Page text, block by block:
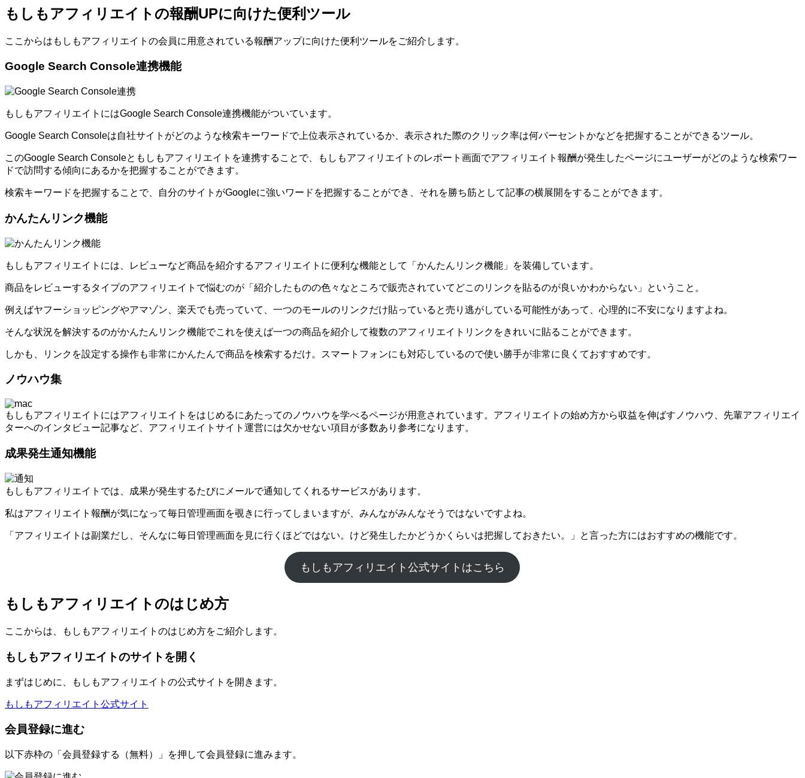
もしもアフィリエイトの報酬UPに向けた便利ツール
ここからはもしもアフィリエイトの会員に用意されている報酬アップに向けた便利ツールをご紹介します。
Google Search Console連携機能
もしもアフィリエイトにはGoogle Search Console連携機能がついています。
Google Search Consoleは自社サイトがどのような検索キーワードで上位表示されているか、表示された際のクリック率は何パーセントかなどを把握することができるツール。
このGoogle Search Consoleともしもアフィリエイトを連携することで、もしもアフィリエイトのレポート画面でアフィリエイト報酬が発生したページにユーザーがどのような検索ワー
ドで訪問する傾向にあるかを把握することができます。
検索キーワードを把握することで、自分のサイトがGoogleに強いワードを把握することができ、それを勝ち筋として記事の横展開をすることができます。
かんたんリンク機能
もしもアフィリエイトには、レビューなど商品を紹介するアフィリエイトに便利な機能として「かんたんリンク機能」を装備しています。
商品をレビューするタイプのアフィリエイトで悩むのが「紹介したものの色々なところで販売されていてどこのリンクを貼るのが良いかわからない」ということ。
例えばヤフーショッピングやアマゾン、楽天でも売っていて、一つのモールのリンクだけ貼っていると売り逃がしている可能性があって、心理的に不安になりますよね。
そんな状況を解決するのがかんたんリンク機能でこれを使えば一つの商品を紹介して複数のアフィリエイトリンクをきれいに貼ることができます。
しかも、リンクを設定する操作も非常にかんたんで商品を検索するだけ。スマートフォンにも対応しているので使い勝手が非常に良くておすすめです。
ノウハウ集
もしもアフィリエイトにはアフィリエイトをはじめるにあたってのノウハウを学べるページが用意されています。アフィリエイトの始め方から収益を伸ばすノウハウ、先輩アフィリエイ
ターへのインタビュー記事など、アフィリエイトサイト運営には欠かせない項目が多数あり参考になります。
成果発生通知機能
もしもアフィリエイトでは、成果が発生するたびにメールで通知してくれるサービスがあります。
私はアフィリエイト報酬が気になって毎日管理画面を覗きに行ってしまいますが、みんながみんなそうではないですよね。
「アフィリエイトは副業だし、そんなに毎日管理画面を見に行くほどではない。けど発生したかどうかくらいは把握しておきたい。」と言った方にはおすすめの機能です。
もしもアフィリエイト公式サイトはこちら
もしもアフィリエイトのはじめ方
ここからは、もしもアフィリエイトのはじめ方をご紹介します。
もしもアフィリエイトのサイトを開く
まずはじめに、もしもアフィリエイトの公式サイトを開きます。
もしもアフィリエイト公式サイト
会員登録に進む
以下赤枠の「会員登録する（無料）」を押して会員登録に進みます。